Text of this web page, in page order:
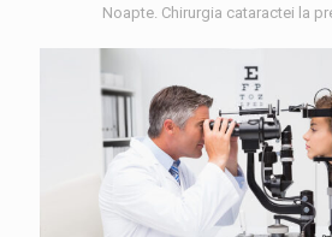
Noapte. Chirurgia cataractei la